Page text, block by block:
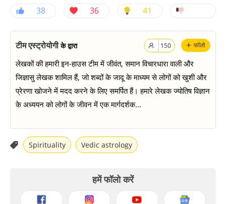
38 36 41
+ फॉलो
150
टीम एस्ट्रोयोगीके द्वारा
लेखकों की हमारी इन-हाउस टीम में जीवंत, समान विचारधारा वाली और
जिज्ञासु लेखक शामिल हैं, जो शब्दों के जादू के माध्यम से लोगों को खुशी और
प्रेरणा खोजने में मदद करने के लिए समर्पित हैं। हमारे लेखक ज्योतिष विज्ञान
के अध्ययन को लोगों के जीवन में एक मार्गदर्शक...
Spirituality Vedic astrology
हमें फॉलो करें